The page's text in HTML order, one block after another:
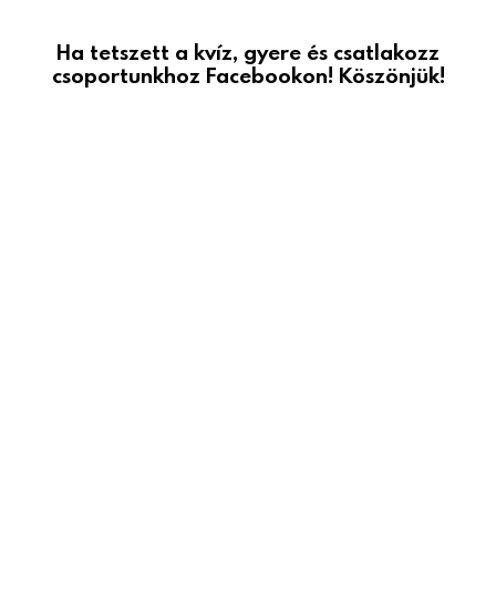
Ha tetszett a kvíz, gyere és csatlakozz
csoportunkhoz Facebookon! Köszönjük!